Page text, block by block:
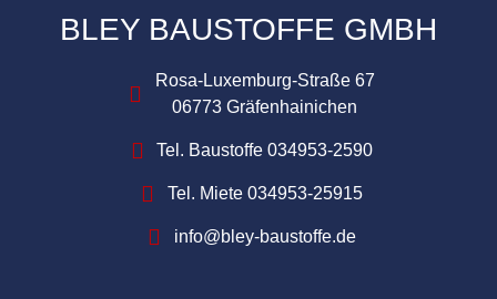
BLEY BAUSTOFFE GMBH
Rosa-Luxemburg-Straße 67
06773 Gräfenhainichen
Tel. Baustoffe 034953-2590
Tel. Miete 034953-25915
info@bley-baustoffe.de